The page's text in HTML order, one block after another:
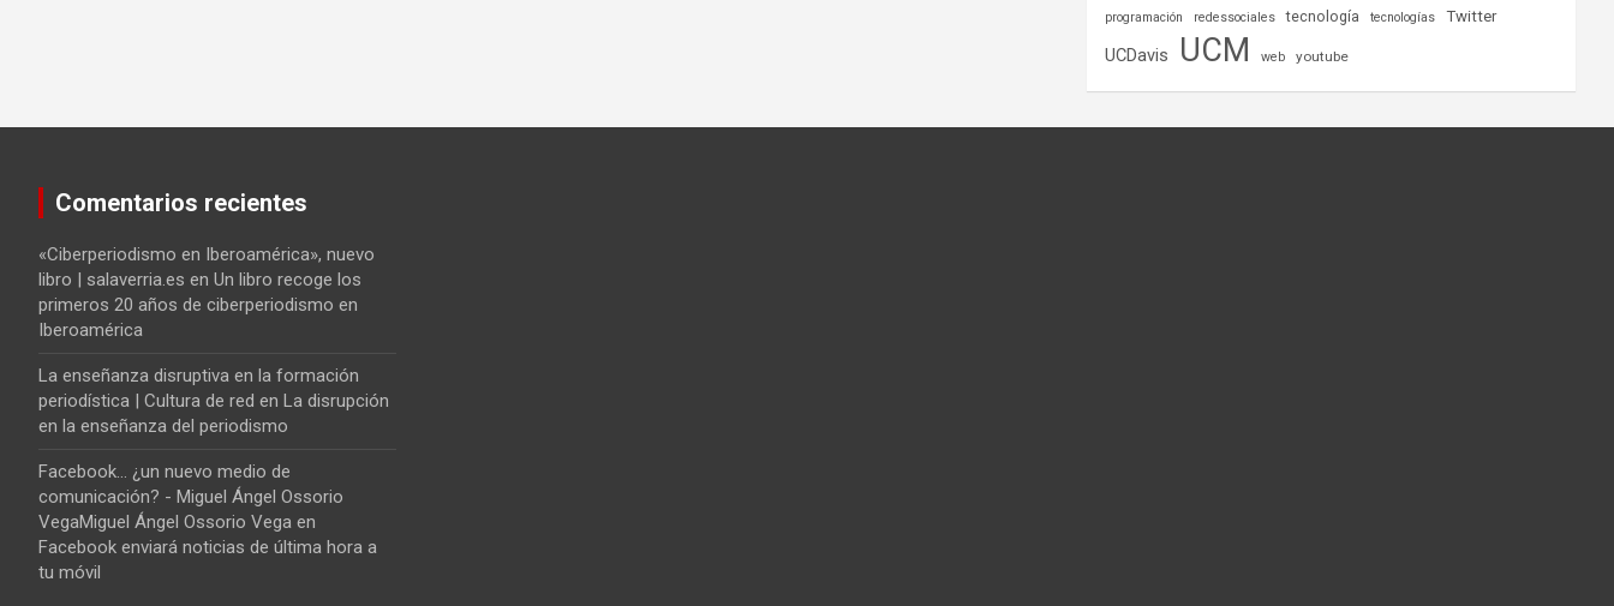
programación
redessociales tecnología tecnologías Twitter
UCDavis UCM web youtube
Comentarios recientes
«Ciberperiodismo en Iberoamérica», nuevo
libro | salaverria.es en Un libro recoge los
primeros 20 años de ciberperiodismo en
Iberoamérica
La enseñanza disruptiva en la formación
periodística | Cultura de red en La disrupción
en la enseñanza del periodismo
Facebook... ¿un nuevo medio de
comunicación? - Miguel Ángel Ossorio
VegaMiguel Ángel Ossorio Vega en
Facebook enviará noticias de última hora a
tu móvil